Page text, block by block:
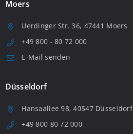
Moers
Uerdinger Str. 36, 47441 Moers
+49 800 - 80 72 000
E-Mail senden
Düsseldorf
Hansaallee 98, 40547 Düsseldorf
+49 800 80 72 000